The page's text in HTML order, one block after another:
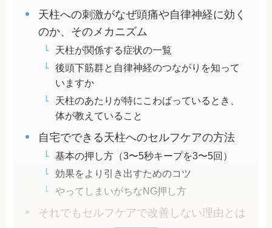
天柱への刺激がなぜ頭痛や自律神経に効く
のか、そのメカニズム
天柱が関係する症状の一覧
後頭下筋群と自律神経のつながりを知って
いますか
天柱のあたりが特にこわばっているとき、
体が教えていること
自宅でできる天柱へのセルフケアの方法
基本の押し方（3〜5秒キープを3〜5回）
効果をより引き出すためのコツ
やってしまいがちなNG押し方
それでもセルフケアで改善しない理由とは